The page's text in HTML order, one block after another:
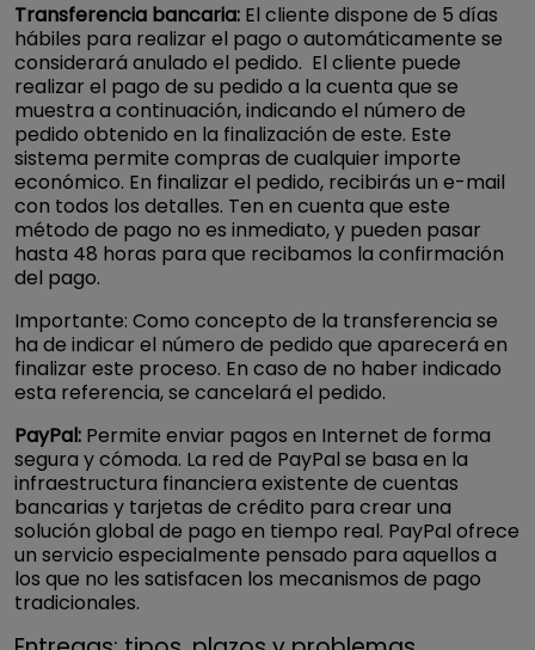
Transferencia bancaria: El cliente dispone de 5 días
hábiles para realizar el pago o automáticamente se
considerará anulado el pedido. El cliente puede
realizar el pago de su pedido a la cuenta que se
muestra a continuación, indicando el número de
pedido obtenido en la finalización de este. Este
sistema permite compras de cualquier importe
económico. En finalizar el pedido, recibirás un e-mail
con todos los detalles. Ten en cuenta que este
método de pago no es inmediato, y pueden pasar
hasta 48 horas para que recibamos la confirmación
del pago.
Importante: Como concepto de la transferencia se
ha de indicar el número de pedido que aparecerá en
finalizar este proceso. En caso de no haber indicado
esta referencia, se cancelará el pedido.
PayPal: Permite enviar pagos en Internet de forma
segura y cómoda. La red de PayPal se basa en la
infraestructura financiera existente de cuentas
bancarias y tarjetas de crédito para crear una
solución global de pago en tiempo real. PayPal ofrece
un servicio especialmente pensado para aquellos a
los que no les satisfacen los mecanismos de pago
tradicionales.